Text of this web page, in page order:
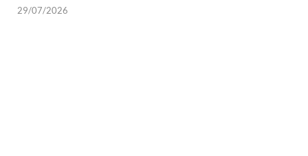
29/07/2026